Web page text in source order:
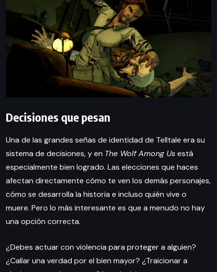
Decisiones que pesan
Una de las grandes señas de identidad de Telltale era su
sistema de decisiones, y en The Wolf Among Usestá
especialmente bien logrado. Las elecciones que haces
afectan directamente cómo te ven los demás personajes,
cómo se desarrolla la historia e incluso quién vive o
muere. Pero lo más interesante es que a menudo no hay
una opción correcta.
¿Debes actuar con violencia para proteger a alguien?
¿Callar una verdad por el bien mayor? ¿Traicionar a